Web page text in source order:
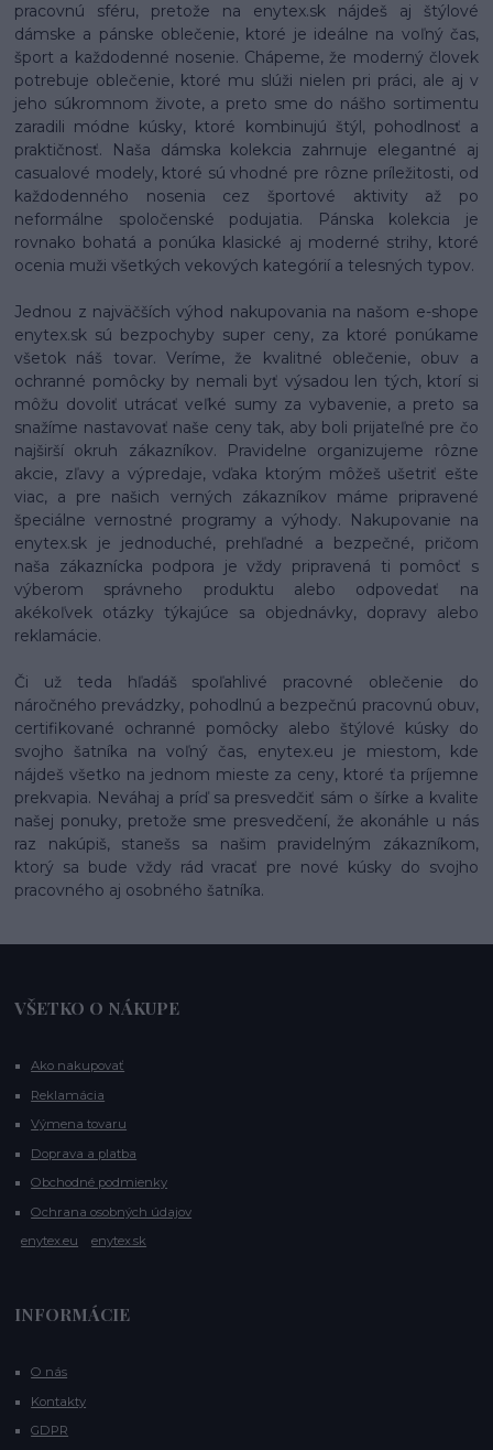
pracovnú sféru, pretože na enytex.sk nájdeš aj štýlové
dámske a pánske oblečenie, ktoré je ideálne na voľný čas,
šport a každodenné nosenie. Chápeme, že moderný človek
potrebuje oblečenie, ktoré mu slúži nielen pri práci, ale aj v
jeho súkromnom živote, a preto sme do nášho sortimentu
zaradili módne kúsky, ktoré kombinujú štýl, pohodlnosť a
praktičnosť. Naša dámska kolekcia zahrnuje elegantné aj
casualové modely, ktoré sú vhodné pre rôzne príležitosti, od
každodenného nosenia cez športové aktivity až po
neformálne spoločenské podujatia. Pánska kolekcia je
rovnako bohatá a ponúka klasické aj moderné strihy, ktoré
ocenia muži všetkých vekových kategórií a telesných typov.
Jednou z najväčších výhod nakupovania na našom e-shope
enytex.sk sú bezpochyby super ceny, za ktoré ponúkame
všetok náš tovar. Veríme, že kvalitné oblečenie, obuv a
ochranné pomôcky by nemali byť výsadou len tých, ktorí si
môžu dovoliť utrácať veľké sumy za vybavenie, a preto sa
snažíme nastavovať naše ceny tak, aby boli prijateľné pre čo
najširší okruh zákazníkov. Pravidelne organizujeme rôzne
akcie, zľavy a výpredaje, vďaka ktorým môžeš ušetriť ešte
viac, a pre našich verných zákazníkov máme pripravené
špeciálne vernostné programy a výhody. Nakupovanie na
enytex.sk je jednoduché, prehľadné a bezpečné, pričom
naša zákaznícka podpora je vždy pripravená ti pomôcť s
výberom správneho produktu alebo odpovedať na
akékoľvek otázky týkajúce sa objednávky, dopravy alebo
reklamácie.
Či už teda hľadáš spoľahlivé pracovné oblečenie do
náročného prevádzky, pohodlnú a bezpečnú pracovnú obuv,
certifikované ochranné pomôcky alebo štýlové kúsky do
svojho šatníka na voľný čas, enytex.eu je miestom, kde
nájdeš všetko na jednom mieste za ceny, ktoré ťa príjemne
prekvapia. Neváhaj a príď sa presvedčiť sám o šírke a kvalite
našej ponuky, pretože sme presvedčení, že akonáhle u nás
raz nakúpiš, stanešs sa našim pravidelným zákazníkom,
ktorý sa bude vždy rád vracať pre nové kúsky do svojho
pracovného aj osobného šatníka.
VŠETKO O NÁKUPE
Ako nakupovať
Reklamácia
Výmena tovaru
Doprava a platba
Obchodné podmienky
Ochrana osobných údajov
enytex.eu
enytex.sk
INFORMÁCIE
O nás
Kontakty
GDPR